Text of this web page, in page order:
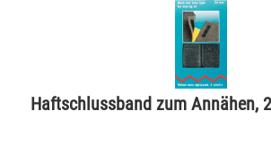
Haftschlussband zum Annähen,